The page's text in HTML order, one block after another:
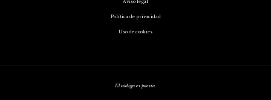
Aviso legal
Política de privacidad
Uso de cookies
El código es poesía.